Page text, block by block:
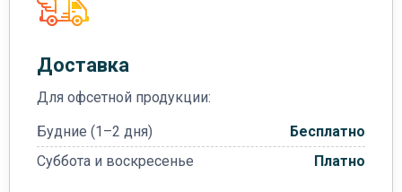
Доставка
Для офсетной продукции:
Будние (1–2 дня)
Бесплатно
Суббота и воскресенье
Платно